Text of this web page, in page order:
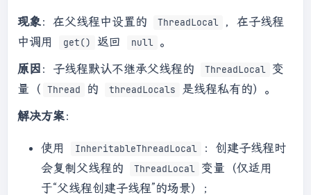
现象：在父线程中设置的 ThreadLocal
，在子线程
中调用
get() 返回 null 。
原因 ：子线程默认不继承父线程的 ThreadLocal 变
量（ Thread 的 threadLocals
是线程私有的）。
解决方案：
使用 InheritableThreadLocal
：创建子线程时
会复制父线程的
ThreadLocal 变量（仅适用
于“父线程创建子线程”的场景）；